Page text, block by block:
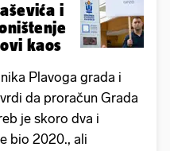
i
kaos
Plavoga grada i
da proračun Grada
je skoro dva i
bio 2020., ali